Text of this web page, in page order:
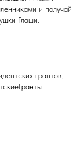
и получай
Глаши.
грантов.